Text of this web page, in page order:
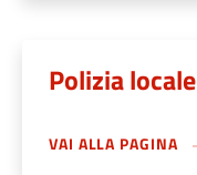
Polizia locale
VAI ALLA PAGINA